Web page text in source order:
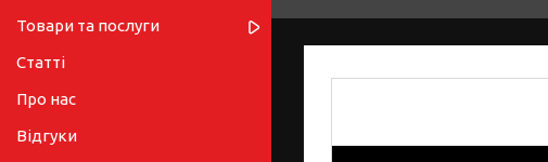
Товари та послуги
Статті
Про нас
Відгуки